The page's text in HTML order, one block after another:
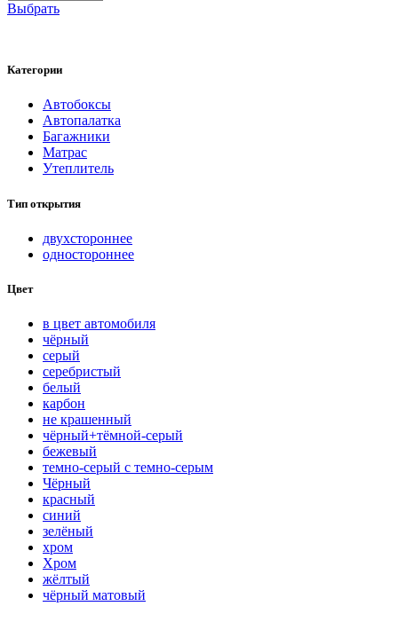
Выбрать
Категории
Автобоксы
Автопалатка
Багажники
Матрас
Утеплитель
Тип открытия
двухстороннее
одностороннее
Цвет
в цвет автомобиля
чёрный
серый
серебристый
белый
карбон
нe кpaшeнный
чёрный+тёмной-серый
бежевый
темно-серый с темно-серым
Чёрный
красный
синий
зелёный
хром
Хром
жёлтый
чёрный матовый